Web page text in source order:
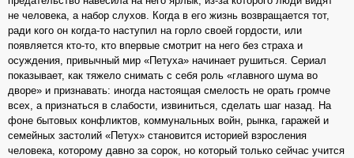
не человека, а набор слухов. Когда в его жизнь возвращается тот,
ради кого он когда‑то наступил на горло своей гордости, или
появляется кто‑то, кто впервые смотрит на него без страха и
осуждения, привычный мир «Петуха» начинает рушиться. Сериал
показывает, как тяжело снимать с себя роль «главного шума во
дворе» и признавать: иногда настоящая смелость не орать громче
всех, а признаться в слабости, извиниться, сделать шаг назад. На
фоне бытовых конфликтов, коммунальных войн, рынка, гаражей и
семейных застолий «Петух» становится историей взросления
человека, которому давно за сорок, но который только сейчас учится